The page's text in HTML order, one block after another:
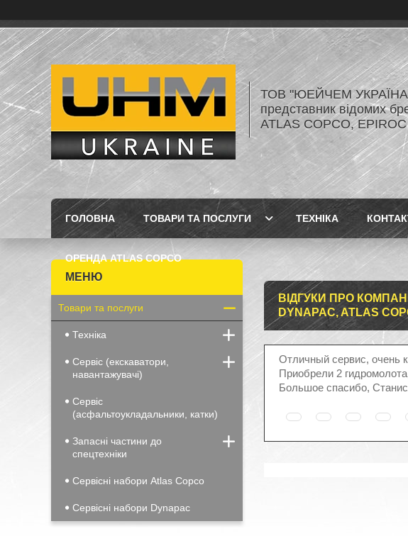
ТОВ "ЮЕЙЧЕМ УКРАЇНА"
представник відомих
ATLAS COPCO, EPIROC
ГОЛОВНА ТОВАРИ ТА ПОСЛУГИ ТЕХНІКА
ОРЕНДА ATLAS COPCO
ВІДГУКИ ПРО
DYNAPAC, ATLAS
Отличный сервис, очень
Приобрели 2
Большое спасибо,
Товари та послуги
Техніка
Сервіс (екскаватори,
навантажувачі)
Сервіс
(асфальтоукладальники, катки)
Запасні частини до
спецтехніки
Сервісні набори Atlas Copco
Сервісні набори Dynapac